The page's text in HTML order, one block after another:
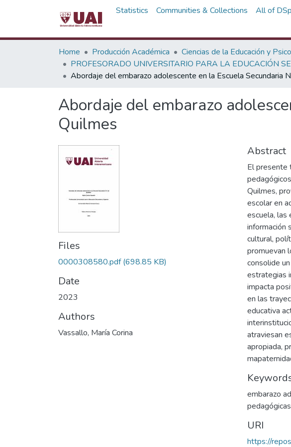
Statistics Communities & Collections All of
Home Producción Académica Ciencias de la Educación y
PROFESORADO UNIVERSITARIO PARA LA EDUCACIÓN
Abordaje del embarazo adolescente en la Escuela Secundaria
Abordaje del embarazo
Quilmes
Files
0000308580.pdf (698.85 KB)
Date
2023
Authors
Vassallo, María Corina
Abstract
El presente
Quilmes,
escolar en
escuela, las
información
cultural,
promuevan
consolide
estrategias
impacta
en las
educativa
atraviesan
apropiada,
embarazo
pedagógicas
URI
https://